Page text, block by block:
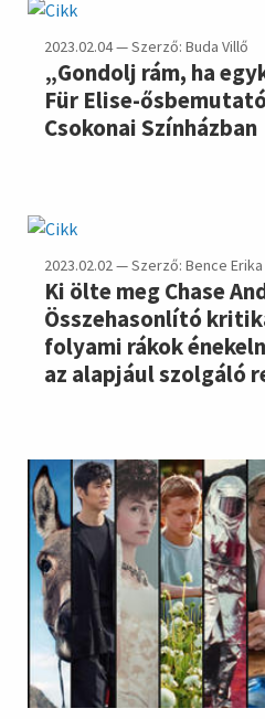
2023.02.04 — Szerző: Buda Villő
„Gondolj rám, ha
Für Elise-
Csokonai Színházban
2023.02.02 — Szerző: Bence Erika
Ki ölte meg Chase
Összehasonlító
folyami rákok
az alapjául szolgáló